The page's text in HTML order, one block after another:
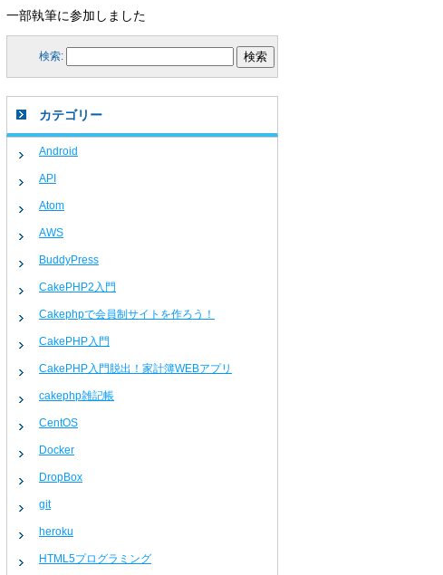
一部執筆に参加しました
検索:
カテゴリー
Android
API
Atom
AWS
BuddyPress
CakePHP2入門
Cakephpで会員制サイトを作ろう！
CakePHP入門
CakePHP入門脱出！家計簿WEBアプリ
cakephp雑記帳
CentOS
Docker
DropBox
git
heroku
HTML5プログラミング